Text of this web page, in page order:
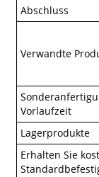
Abschluss
Verwandte
Vorlaufzeit
Lagerprodukte
Erhalten Sie